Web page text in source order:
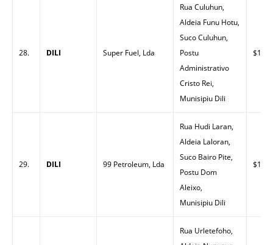
28. DILI Super Fuel, Lda
Rua Culuhun,
Aldeia Funu Hotu,
Suco Culuhun,
Postu
Administrativo
Cristo Rei,
Munisipiu Dili
$1.49
29. DILI 99 Petroleum, Lda
Rua Hudi Laran,
Aldeia Laloran,
Suco Bairo Pite,
Postu Dom
Aleixo,
Munisipiu Dili
$1.49
Rua Urletefoho,